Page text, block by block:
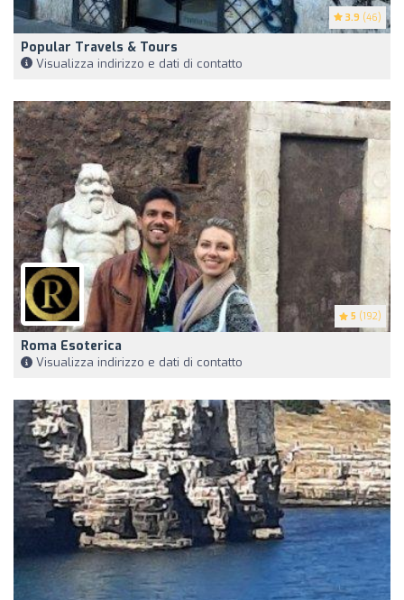
3.9 (46)
Popular Travels & Tours
Visualizza indirizzo e dati di contatto
5 (192)
Roma Esoterica
Visualizza indirizzo e dati di contatto